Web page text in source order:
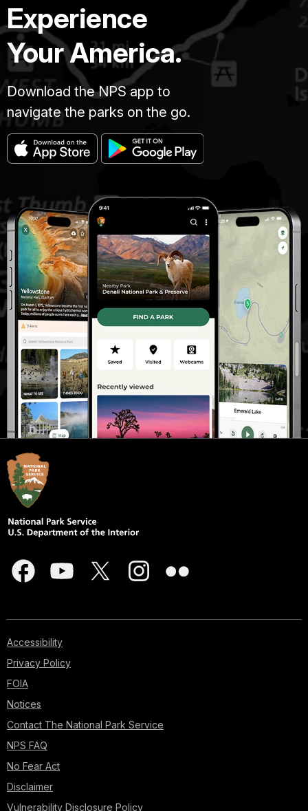
Experience
Your America.
Download the NPS app to
navigate the parks on the go.
Accessibility
Privacy Policy
FOIA
Notices
Contact The National Park Service
NPS FAQ
No Fear Act
Disclaimer
Vulnerability Disclosure Policy